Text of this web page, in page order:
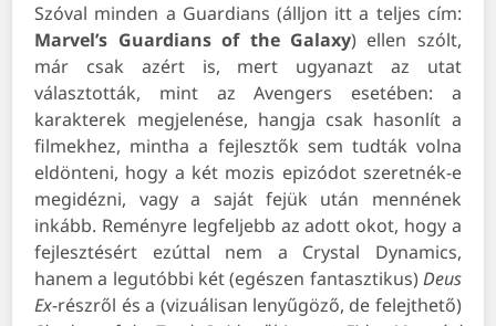
Szóval minden a Guardians (álljon itt a teljes cím:
Marvel’s Guardians of the Galaxy) ellen szólt,
már csak azért is, mert ugyanazt az utat
választották, mint az Avengers esetében: a
karakterek megjelenése, hangja csak hasonlít a
filmekhez, mintha a fejlesztők sem tudták volna
eldönteni, hogy a két mozis epizódot szeretnék-e
megidézni, vagy a saját fejük után mennének
inkább. Reményre legfeljebb az adott okot, hogy a
fejlesztésért ezúttal nem a Crystal Dynamics,
hanem a legutóbbi két (egészen fantasztikus) Deus
Ex-részről és a (vizuálisan lenyűgöző, de felejthető)